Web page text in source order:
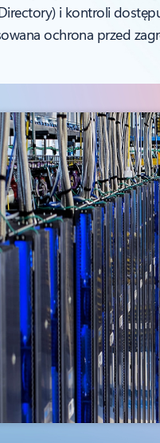
i kontroli
ochrona przed